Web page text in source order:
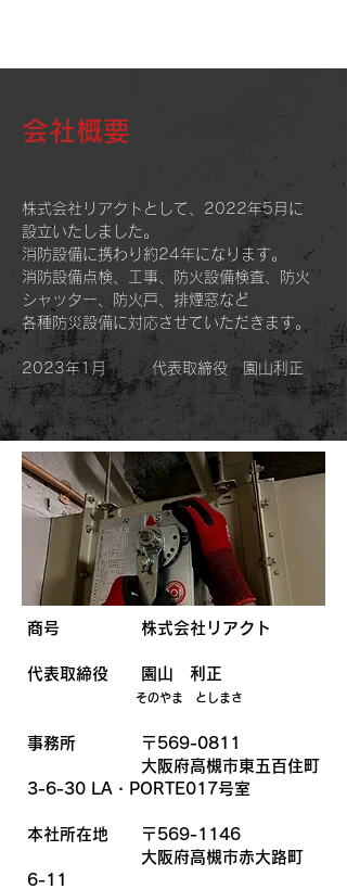
会社概要
株式会社リアクトとして、2022年5月に
設立いたしました。
​消防設備に携わり約24年になります。
消防設備点検、工事、防火設備検査、防火
シャッター、防火戸、排煙窓など
​各種防災設備に対応させていただきます。​
2023年1月 代表取締役 園山利正
商号 株式会社リアクト
代表取締役 園山 利正
そのやま としまさ
事務所 〒569-0811
大阪府高槻市東五百住町
3-6-30 LA・PORTE017号室
本社所在地 〒569-1146
大阪府高槻市赤大路町
6-11